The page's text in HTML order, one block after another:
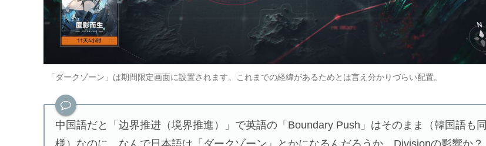
「ダークゾーン」は期間限定画面に設置されます。これまでの経緯があるためとは言え分かりづらい配置。
中国語だと「边界推进（境界推進）」で英語の「Boundary Push」はそのまま（韓国語も同
様）なのに、なんで日本語は「ダークゾーン」とかになるんだろうか。Divisionの影響か？